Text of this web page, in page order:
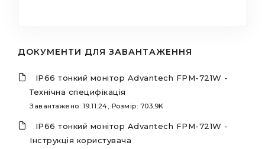
ДОКУМЕНТИ ДЛЯ ЗАВАНТАЖЕННЯ
IP66 тонкий монітор Advantech FPM-721W -
Технічна специфікація
Завантажено: 19.11.24, Розмір: 703.9K
IP66 тонкий монітор Advantech FPM-721W -
Інструкція користувача